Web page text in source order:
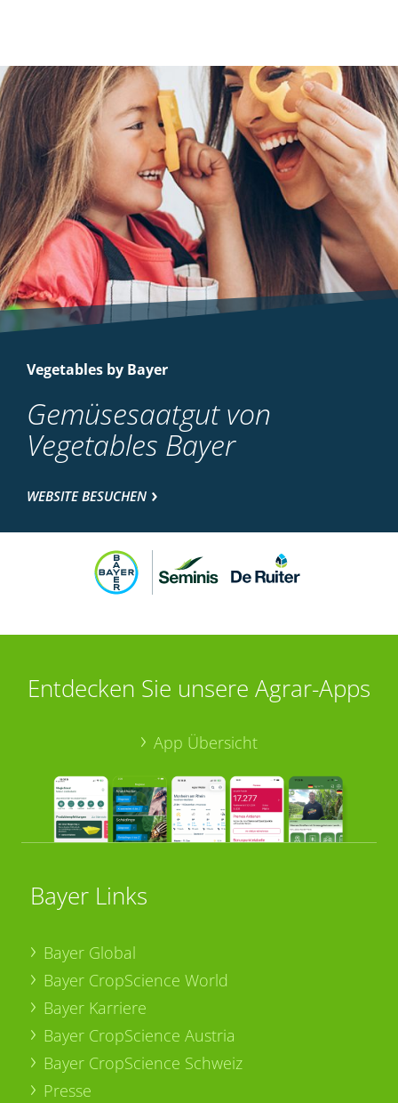
Vegetables by Bayer
Gemüsesaatgut von
Vegetables Bayer
WEBSITE BESUCHEN
Entdecken Sie unsere Agrar-Apps
App Übersicht
Bayer Links
Bayer Global
Bayer CropScience World
Bayer Karriere
Bayer CropScience Austria
Bayer CropScience Schweiz
Presse